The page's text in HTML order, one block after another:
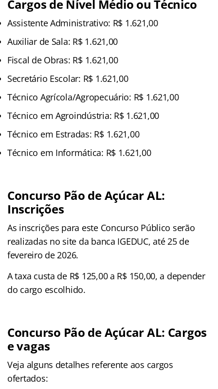
Cargos de Nível Médio ou Técnico
Assistente Administrativo: R$ 1.621,00
Auxiliar de Sala: R$ 1.621,00
Fiscal de Obras: R$ 1.621,00
Secretário Escolar: R$ 1.621,00
Técnico Agrícola/Agropecuário: R$ 1.621,00
Técnico em Agroindústria: R$ 1.621,00
Técnico em Estradas: R$ 1.621,00
Técnico em Informática: R$ 1.621,00
Concurso Pão de Açúcar AL:
Inscrições
As inscrições para este Concurso Público serão
realizadas no site da banca IGEDUC, até 25 de
fevereiro de 2026.
A taxa custa de R$ 125,00 a R$ 150,00, a depender
do cargo escolhido.
Concurso Pão de Açúcar AL: Cargos
e vagas
Veja alguns detalhes referente aos cargos
ofertados: